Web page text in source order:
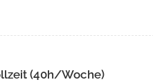
(40h/Woche)